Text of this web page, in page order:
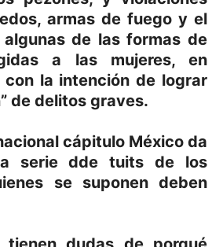
armas de fuego y el
de las formas de
a las mujeres, en
con la intención de lograr
de delitos graves.
cápitulo México da
serie dde tuits de los
se suponen deben